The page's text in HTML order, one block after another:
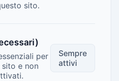
sito.
per
e non
Sempre
attivi